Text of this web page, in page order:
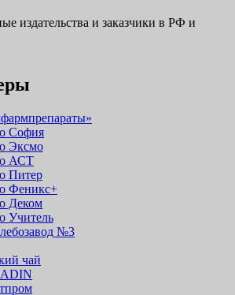
издательства и заказчики в РФ и